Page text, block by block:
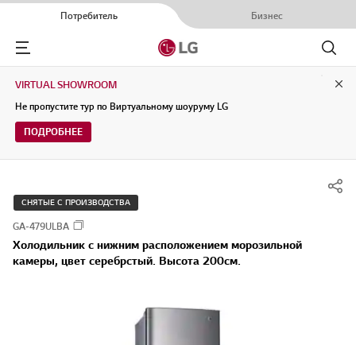
Потребитель Бизнес
Menu
Поиск
VIRTUAL SHOWROOM
Не пропустите тур по Виртуальному шоуруму LG
ПОДРОБНЕЕ
СНЯТЫЕ С ПРОИЗВОДСТВА
GA-479ULBA
Холодильник с нижним расположением морозильной
камеры, цвет серебрстый. Высота 200см.